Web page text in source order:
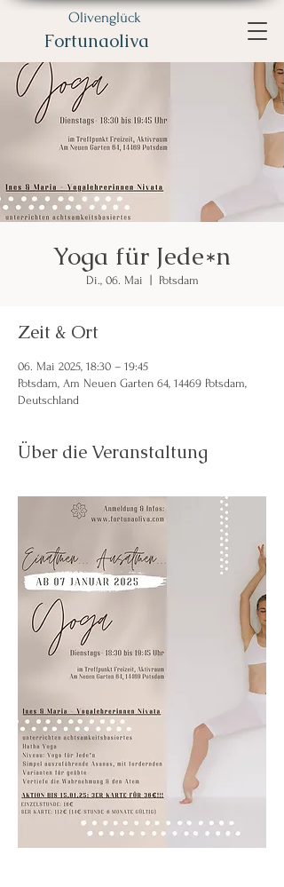
Olivenglück
Fortunaoliva
Yoga für Jede*n
Di., 06. Mai Potsdam
Zeit & Ort
06. Mai 2025, 18:30 – 19:45
Potsdam, Am Neuen Garten 64, 14469 Potsdam,
Deutschland
Über die Veranstaltung